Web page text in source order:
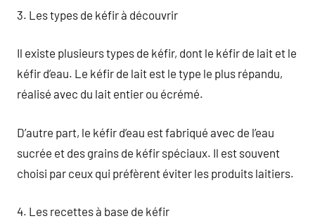
3. Les types de kéfir à découvrir
Il existe plusieurs types de kéfir, dont le kéfir de lait et le
kéfir d’eau. Le kéfir de lait est le type le plus répandu,
réalisé avec du lait entier ou écrémé.
D’autre part, le kéfir d’eau est fabriqué avec de l’eau
sucrée et des grains de kéfir spéciaux. Il est souvent
choisi par ceux qui préfèrent éviter les produits laitiers.
4. Les recettes à base de kéfir